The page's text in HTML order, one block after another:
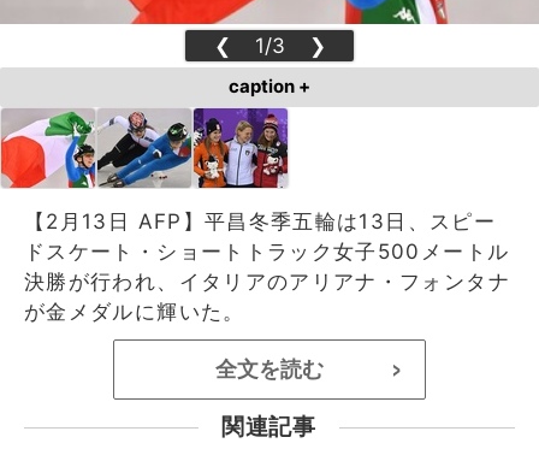
❮ 1/3 ❯
caption +
【2月13日 AFP】平昌冬季五輪は13日、スピー
ドスケート・ショートトラック女子500メートル
決勝が行われ、イタリアのアリアナ・フォンタナ
が金メダルに輝いた。
全文を読む >
関連記事